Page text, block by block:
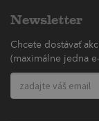
Newsletter
Chcete dostávať
(maximálne jedna